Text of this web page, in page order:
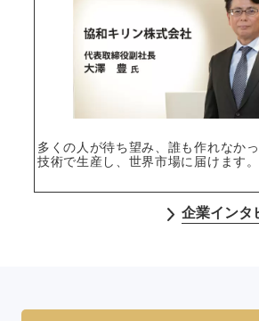
選択する
多くの人が待ち望み、誰も作れなか
技術で生産し、世界市場に届けます。
企業インタ